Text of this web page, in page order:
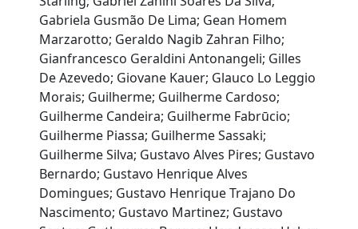
Gabriela Gusmão De Lima; Gean Homem
Marzarotto; Geraldo Nagib Zahran Filho;
Gianfrancesco Geraldini Antonangeli; Gilles
De Azevedo; Giovane Kauer; Glauco Lo Leggio
Morais; Guilherme; Guilherme Cardoso;
Guilherme Candeira; Guilherme Fabrūcio;
Guilherme Piassa; Guilherme Sassaki;
Guilherme Silva; Gustavo Alves Pires; Gustavo
Bernardo; Gustavo Henrique Alves
Domingues; Gustavo Henrique Trajano Do
Nascimento; Gustavo Martinez; Gustavo